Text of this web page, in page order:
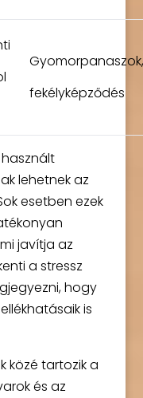
Gyomorpanaszok,
fekélyképződés
lehetnek az
esetben ezek
javítja az
a stressz
hogy
is
közé tartozik a
és az